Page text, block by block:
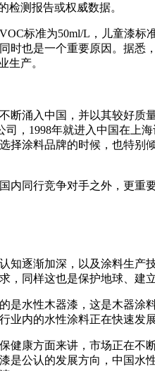
检测报告或权威数据。
标准为50ml/L，儿童漆
时也是一个重要原因。据
生产。
断涌入中国，并以其较好
，1998年就进入中国在上
择涂料品牌的时候，也特
同行竞争对手之外，更重
知逐渐加深，以及涂料生
同样这也是保护地球、建
是水性木器漆，这是木器
内的水性涂料正在快速发
健康方面来讲，市场正在
是公认的发展方向，中国